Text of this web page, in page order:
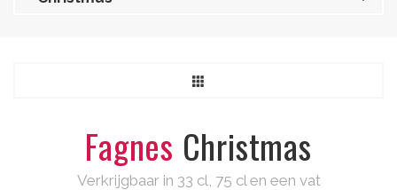
Fagnes Christmas
Verkrijgbaar in 33 cl, 75 cl en een vat